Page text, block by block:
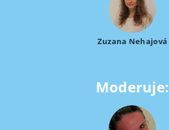
Zuzana Nehajová
Moderuje: